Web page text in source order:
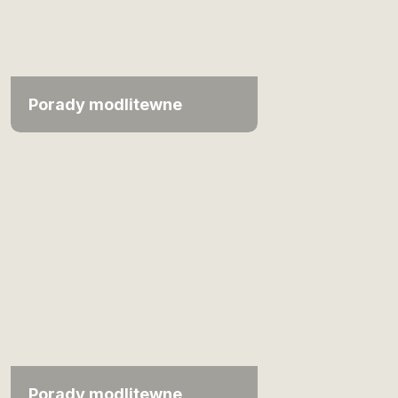
Porady modlitewne
Porady modlitewne